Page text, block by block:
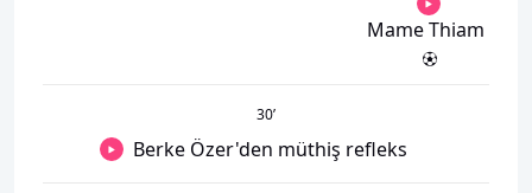
Mame Thiam
30’
Berke Özer'den müthiş refleks